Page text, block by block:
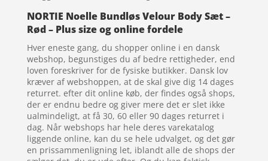
NORTIE Noelle Bundløs Velour Body Sæt –
Rød – Plus size og online fordele
Hver eneste gang, du shopper online i en dansk
webshop, begunstiges du af bedre rettigheder, end
loven foreskriver for de fysiske butikker. Dansk lov
kræver af webshoppen, at de skal give dig 14 dages
returret. efter dit online køb, der findes også shops,
der er endnu bedre og giver mere det er slet ikke
ualmindeligt, at få 30, 60 eller 90 dages returret i
dag. Når webshops har hele deres varekatalog
liggende online, kan du se hele udvalget, og det gør
en prissammenligning let, iblandt alle de shops der